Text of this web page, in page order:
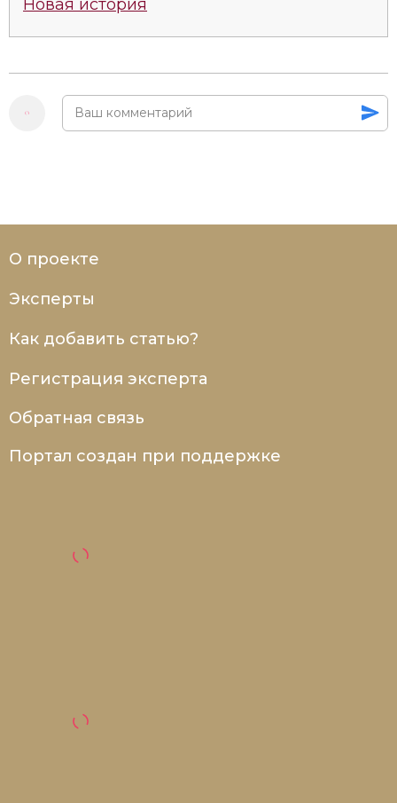
Новая история
О проекте
Эксперты
Как добавить статью?
Регистрация эксперта
Обратная связь
Портал создан при поддержке